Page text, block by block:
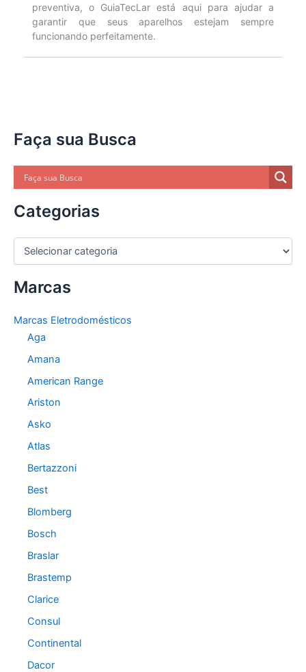
preventiva, o GuiaTecLar está aqui para ajudar a
garantir que seus aparelhos estejam sempre
funcionando perfeitamente.
Faça sua Busca
Categorias
C
e
r
Marcas
Marcas Eletrodomésticos
Aga
Amana
American Range
Ariston
Asko
Atlas
Bertazzoni
Best
Blomberg
Bosch
Braslar
Brastemp
Clarice
Consul
Continental
Dacor